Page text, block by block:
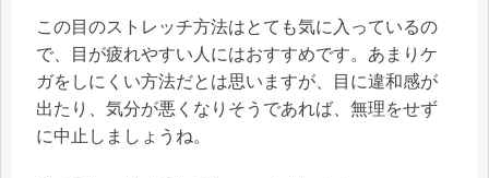
この目のストレッチ方法はとても気に入っているの
で、目が疲れやすい人にはおすすめです。あまりケ
ガをしにくい方法だとは思いますが、目に違和感が
出たり、気分が悪くなりそうであれば、無理をせず
に中止しましょうね。